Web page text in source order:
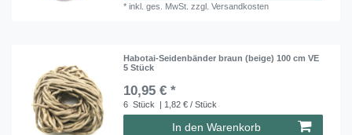
*inkl. ges. MwSt. zzgl.Versandkosten
Habotai-Seidenbänder braun (beige) 100 cm VE
5 Stück
10,95 € *
6 Stück | 1,82 € / Stück
In den Warenkorb